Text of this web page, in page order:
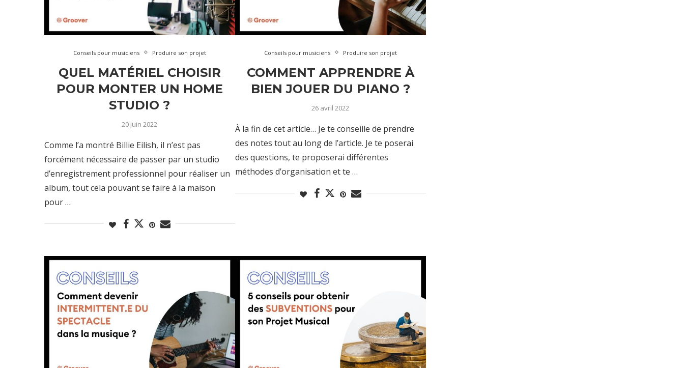
Conseils pour musiciens Produire son projet
QUEL MATÉRIEL CHOISIR
POUR MONTER UN HOME
STUDIO ?
20 juin 2022
Comme l’a montré Billie Eilish, il n’est pas
forcément nécessaire de passer par un studio
d’enregistrement professionnel pour réaliser un
album, tout cela pouvant se faire à la maison
pour …
Conseils pour musiciens Produire son projet
COMMENT APPRENDRE À
BIEN JOUER DU PIANO ?
26 avril 2022
À la fin de cet article… Je te conseille de prendre
des notes tout au long de l’article. Je te poserai
des questions, te proposerai différentes
méthodes d’organisation et te …